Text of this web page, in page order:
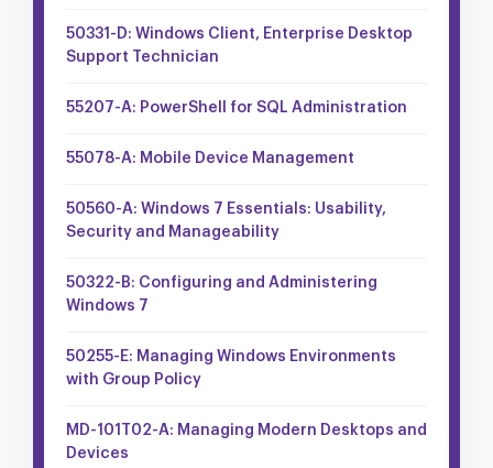
50331-D: Windows Client, Enterprise Desktop
Support Technician
55207-A: PowerShell for SQL Administration
55078-A: Mobile Device Management
50560-A: Windows 7 Essentials: Usability,
Security and Manageability
50322-B: Configuring and Administering
Windows 7
50255-E: Managing Windows Environments
with Group Policy
MD-101T02-A: Managing Modern Desktops and
Devices